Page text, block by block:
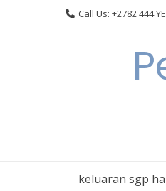
Call Us: +2782 444
keluaran sgp